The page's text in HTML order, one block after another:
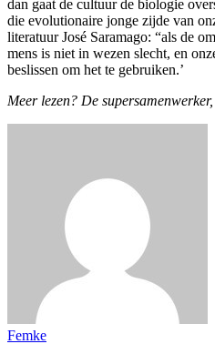
dan gaat de cultuur de biologie
die evolutionaire jonge zijde van
literatuur José Saramago: “als de
mens is niet in wezen slecht, en
beslissen om het te gebruiken.’
Meer lezen? De
Femke